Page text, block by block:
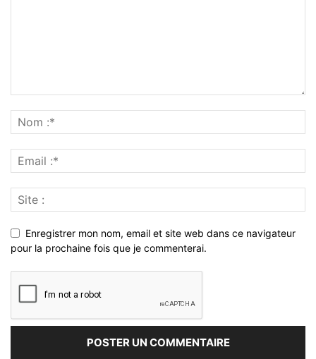
Enregistrer mon nom, email et site web dans ce navigateur
pour la prochaine fois que je commenterai.